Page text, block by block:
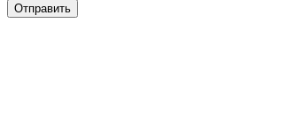
Отправить